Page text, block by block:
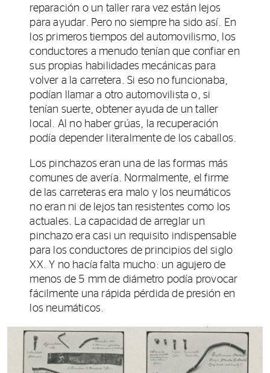
reparación o un taller rara vez están lejos
para ayudar. Pero no siempre ha sido así. En
los primeros tiempos del automovilismo, los
conductores a menudo tenían que confiar en
sus propias habilidades mecánicas para
volver a la carretera. Si eso no funcionaba,
podían llamar a otro automovilista o, si
tenían suerte, obtener ayuda de un taller
local. Al no haber grúas, la recuperación
podía depender literalmente de los caballos.
Los pinchazos eran una de las formas más
comunes de avería. Normalmente, el firme
de las carreteras era malo y los neumáticos
no eran ni de lejos tan resistentes como los
actuales. La capacidad de arreglar un
pinchazo era casi un requisito indispensable
para los conductores de principios del siglo
XX. Y no hacía falta mucho: un agujero de
menos de 5 mm de diámetro podía provocar
fácilmente una rápida pérdida de presión en
los neumáticos.